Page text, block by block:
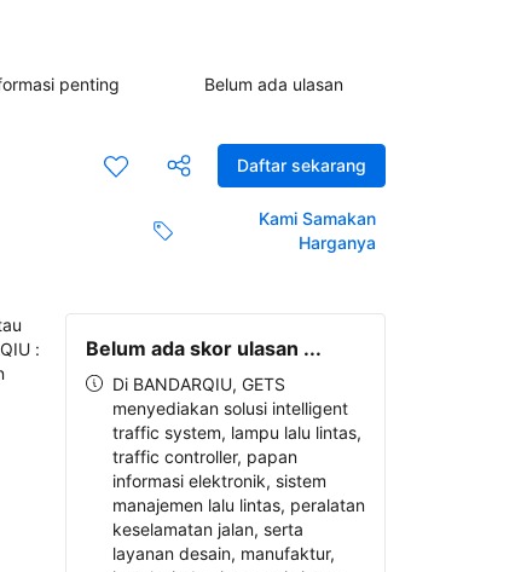
penting Belum ada ulasan
Daftar sekarang
Kami Samakan
Harganya
Belum ada skor ulasan ...
Di BANDARQIU, GETS
menyediakan solusi intelligent
traffic system, lampu lalu lintas,
traffic controller, papan
informasi elektronik, sistem
manajemen lalu lintas, peralatan
keselamatan jalan, serta
layanan desain, manufaktur,